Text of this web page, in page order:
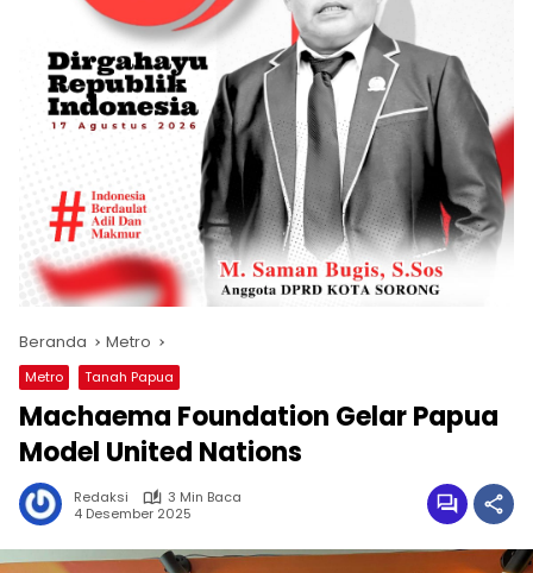
Beranda Metro
Metro Tanah Papua
Machaema Foundation Gelar Papua
Model United Nations
Redaksi
3 Min Baca
4 Desember 2025